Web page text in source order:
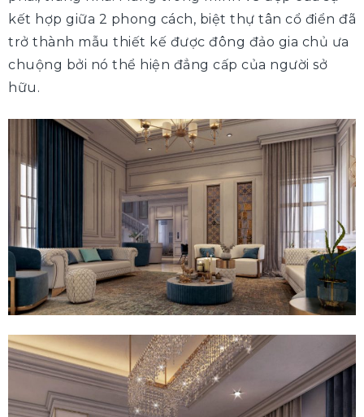
kết hợp giữa 2 phong cách, biệt thự tân cổ điển đã
trở thành mẫu thiết kế được đông đảo gia chủ ưa
chuộng bởi nó thể hiện đẳng cấp của người sở
hữu.